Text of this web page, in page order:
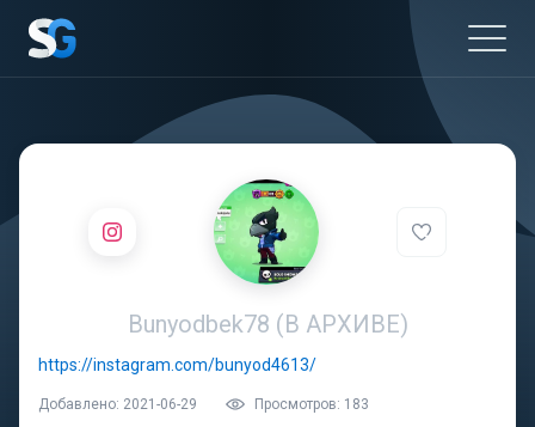
Bunyodbek78 (В АРХИВЕ)
https://instagram.com/bunyod4613/
Добавлено: 2021-06-29 Просмотров: 183